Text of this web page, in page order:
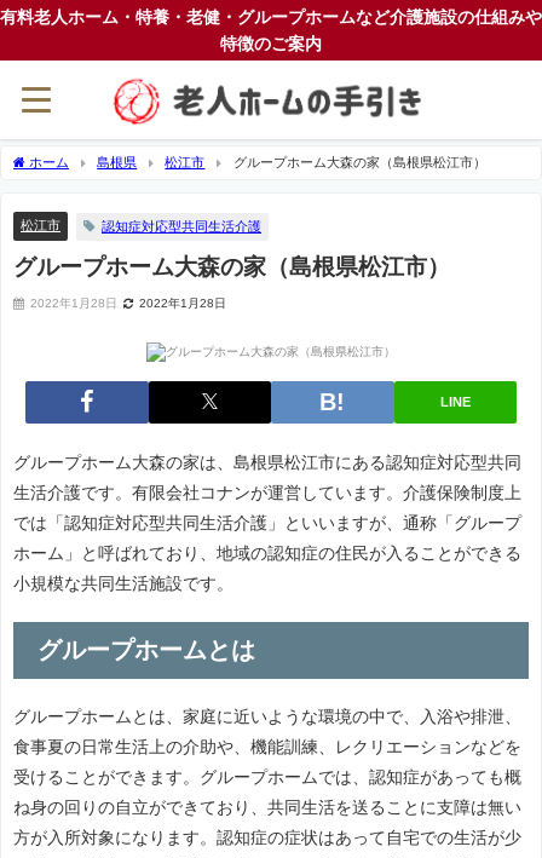
有料老人ホーム・特養・老健・グループホームなど介護施設の仕組みや
特徴のご案内
ホーム 島根県 松江市 グループホーム大森の家（島根県松江市）
松江市 認知症対応型共同生活介護
グループホーム大森の家（島根県松江市）
2022年1月28日 2022年1月28日
LINE
グループホーム大森の家は、島根県松江市にある認知症対応型共同
生活介護です。有限会社コナンが運営しています。介護保険制度上
では「認知症対応型共同生活介護」といいますが、通称「グループ
ホーム」と呼ばれており、地域の認知症の住民が入ることができる
小規模な共同生活施設です。
グループホームとは
グループホームとは、家庭に近いような環境の中で、入浴や排泄、
食事夏の日常生活上の介助や、機能訓練、レクリエーションなどを
受けることができます。グループホームでは、認知症があっても概
ね身の回りの自立ができており、共同生活を送ることに支障は無い
方が入所対象になります。認知症の症状はあって自宅での生活が少